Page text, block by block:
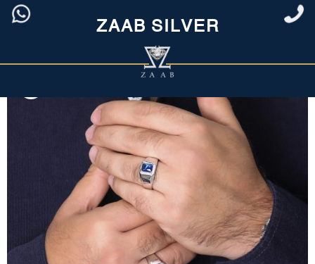
ZAAB SILVER
انگشتر نقره مردانه/ انگشتر مردانه با تک نگین رنگی